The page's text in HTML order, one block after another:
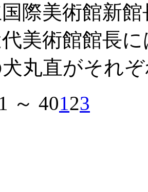
際美術館新
美術館館長に
丸直がそれ
～ 40123